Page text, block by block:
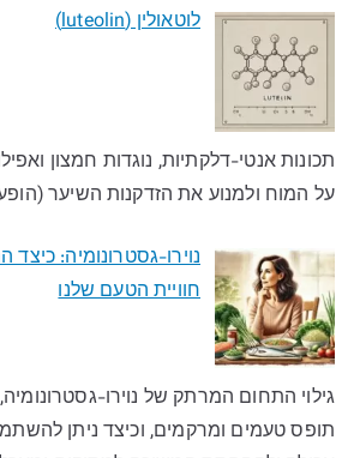
לוטאולין (luteolin)
תכונות אנטי-דלקתיות, נוגדות חמצון
על המוח ולמנוע את הזדקנות השיער
נוירו-גסטרונומיה:
חוויית הטעם שלנו​
גילוי התחום המרתק של נוירו-
תופס טעמים ומרקמים, וכיצד ניתן